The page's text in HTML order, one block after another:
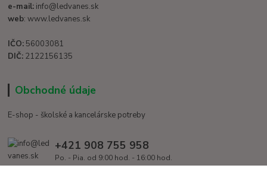
e-mail: info@ledvanes.sk
web: www.ledvanes.sk
IČO: 56003081
DIČ: 2122156135
Obchodné údaje
E-shop - školské a kancelárske potreby
+421 908 755 958
Po. - Pia. od 9:00 hod. - 16:00 hod.